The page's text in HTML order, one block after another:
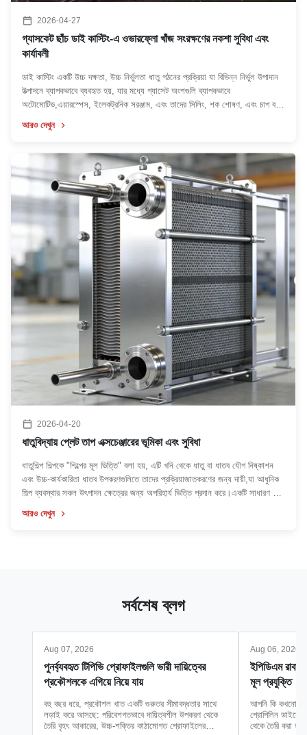
2026-04-27
গ্যাসকেট ছাঁচ ডাই কাস্টিং-এ ওভারফ্লো খাঁজ সংরক্ষণের নকশা সুবিধা এবং
কার্যাবলী
ডাই কাস্টিং একটি উচ্চ দক্ষতা, উচ্চ নির্ভুলতা ধাতু গঠনের প্রক্রিয়া যা বিভিন্ন নির্ভুল উপাদান
উত্পাদনে ব্যাপকভাবে ব্যবহৃত হয়, যার মধ্যে গ্যাসেট অংশগুলি ব্যাপকভাবে
অটোমোটিভ,এয়ারস্পেস, ইলেকট্রনিক সরঞ্জাম, এবং তাদের সিলিং, শক শোষণ, এবং চাপ বহন
আরও দেখুন
2026-04-20
ধাতুবিদ্যায় প্লেট তাপ এক্সচেঞ্জারের ভূমিকা এবং সুবিধা
ধাতুশিল্প শিল্পকে "শিল্পের মূল ভিত্তি" বলা হয়, এটি খনি থেকে ধাতু বা ধাতব যৌগ নিষ্কাশন
এবং উচ্চ-কার্যকারিতা ধাতব উপকরণগুলিতে তাদের প্রক্রিয়াজাতকরণের জন্য দায়ী,যা আধুনিক
শিল্প ব্যবস্থার সকল উৎপাদন ক্ষেত্রের জন্য অপরিহার্য ভিত্তি প্রদান করে।একটি সাধারণ উচ্চ
আরও দেখুন
সর্বশেষ ব্লগ
Aug 07, 2026
পুনর্ব্যবহৃত টিপিভি প্রোফাইলগুলি ভারী দায়িত্বের
প্রকৌশলকে এগিয়ে নিয়ে যায়
বহু বছর ধরে, প্রকৌশল খাত একটি গুরুতর সীমাবদ্ধতার সাথে
লড়াই করে আসছে: পরিবেশগতভাবে দায়িত্বশীল উপকরণ থেকে
তৈরি বৃহৎ আকারের, উচ্চ-শক্তির কাঠামোগত প্রোফাইলের
Aug 06, 2026
ইপিডিএম রাবার
মূল প্রযুক্তি
আপনি কি কখনো
প্রোপিলিন ডাইয়েন
থেকে তৈরি করা